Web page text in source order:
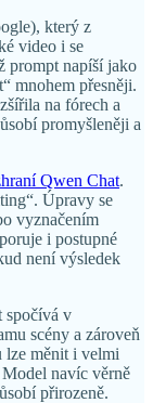
který z
video i se
prompt napíší jako
mnohem přesněji.
na fórech a
promyšleněji a
Qwen Chat.
Úpravy se
vyznačením
i postupné
není výsledek
spočívá v
scény a zároveň
lze měnit i velmi
navíc věrně
přirozeně.